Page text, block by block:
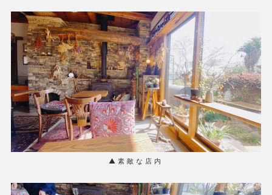
▲素敵な店内